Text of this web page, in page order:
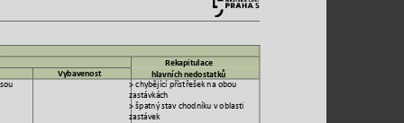
Rekapitulace
Vybavenost hlavních nedostatků
> chybějící přístřešek na obou
zastávkách
> špatný stav chodníku v oblasti
zastávek